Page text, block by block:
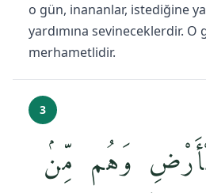
o gün, inananlar, istediğine
yardımına sevineceklerdir. O
merhametlidir.
3
وَهُم مِّنۢ